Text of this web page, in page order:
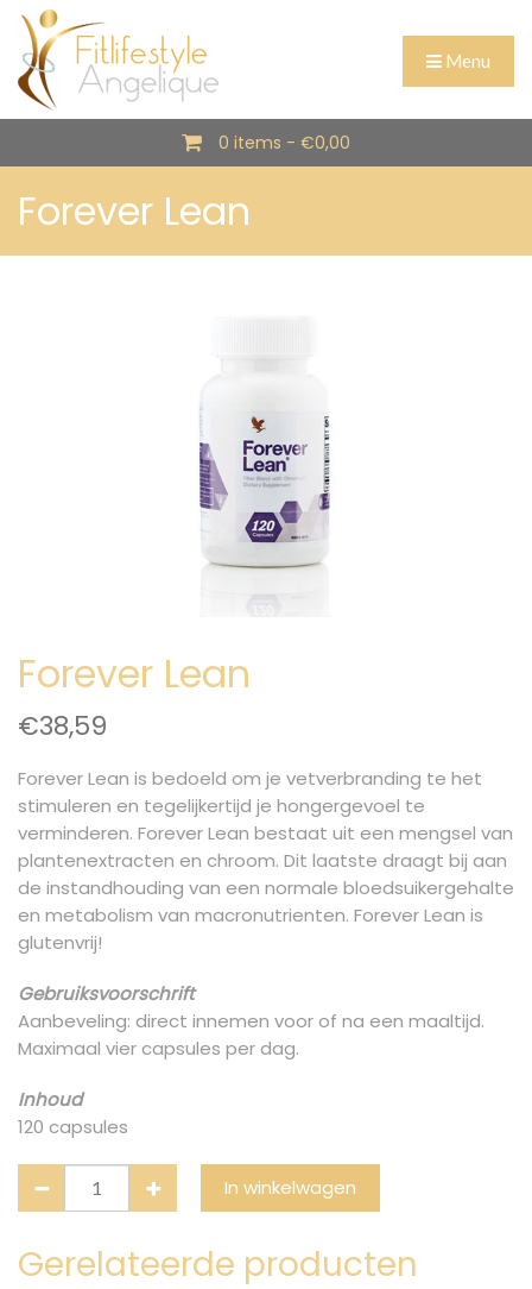
Menu
0 items - €0,00
Forever Lean
Forever Lean
€38,59
Forever Lean is bedoeld om je vetverbranding te het
stimuleren en tegelijkertijd je hongergevoel te
verminderen. Forever Lean bestaat uit een mengsel van
plantenextracten en chroom. Dit laatste draagt bij aan
de instandhouding van een normale bloedsuikergehalte
en metabolism van macronutrienten. Forever Lean is
glutenvrij!
Gebruiksvoorschrift
Aanbeveling: direct innemen voor of na een maaltijd.
Maximaal vier capsules per dag.
Inhoud
120 capsules
In winkelwagen
Gerelateerde producten